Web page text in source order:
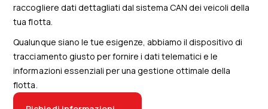
raccogliere dati dettagliati dal sistema CAN dei veicoli della
tua flotta.
Qualunque siano le tue esigenze, abbiamo il dispositivo di
tracciamento giusto per fornire i dati telematici e le
informazioni essenziali per una gestione ottimale della
flotta.